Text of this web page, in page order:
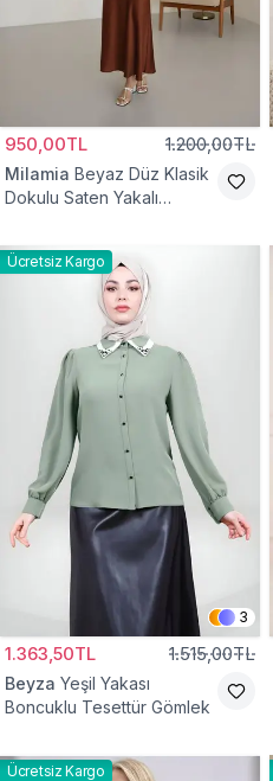
950,00TL 1.200,00TL
Milamia Beyaz Düz Klasik
Dokulu Saten Yakalı
Ücretsiz Kargo
3
1.363,50TL 1.515,00TL
Beyza Yeşil Yakası
Boncuklu Tesettür Gömlek
Ücretsiz Kargo